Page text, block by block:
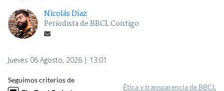
Nicolás Díaz
Periodista de BBCL Contigo
Jueves 06 Agosto, 2026 | 13:01
Seguimos criterios de
Ética y transparencia de BBCL